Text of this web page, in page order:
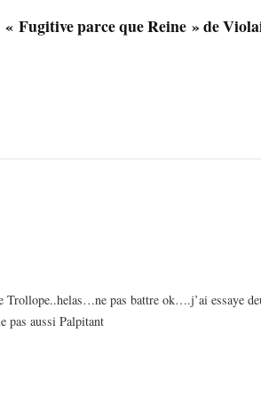
« Fugitive parce que Reine » de
Trollope..helas…ne pas battre ok….j’ai essaye
pas aussi Palpitant